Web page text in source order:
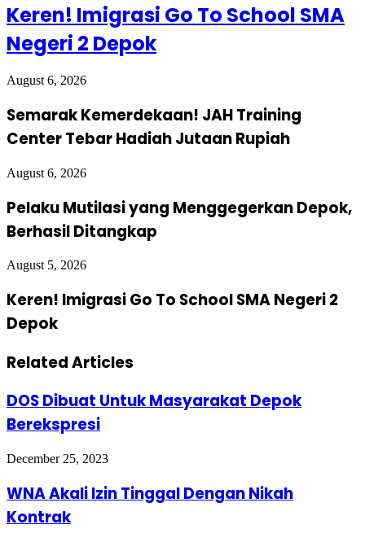
Keren! Imigrasi Go To School SMA
Negeri 2 Depok
August 6, 2026
Semarak Kemerdekaan! JAH Training
Center Tebar Hadiah Jutaan Rupiah
August 6, 2026
Pelaku Mutilasi yang Menggegerkan Depok,
Berhasil Ditangkap
August 5, 2026
Keren! Imigrasi Go To School SMA Negeri 2
Depok
Related Articles
DOS Dibuat Untuk Masyarakat Depok
Berekspresi
December 25, 2023
WNA Akali Izin Tinggal Dengan Nikah
Kontrak